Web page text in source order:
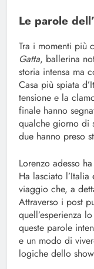
Le parole
Tra i momenti più
Gatta, ballerina
storia intensa ma
Casa più spiata
tensione e la
finale hanno
qualche giorno di
due hanno preso
Lorenzo adesso
Ha lasciato
viaggio che, a
Attraverso i post
quell’esperienza
queste parole
e un modo di
logiche dello